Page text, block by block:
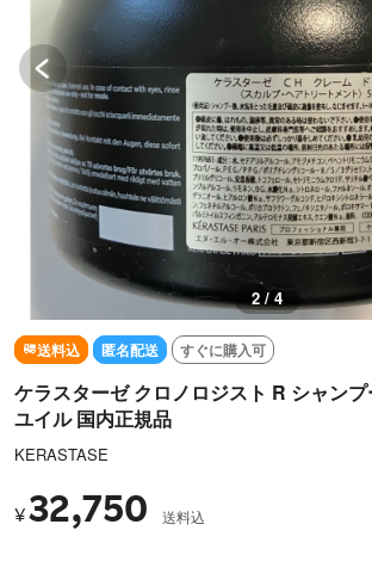
3 / 4
送料込 匿名配送 すぐに購入可
ケラスターゼ クロノロジスト R シャン
ユイル 国内正規品
KERASTASE
¥32,750 送料込